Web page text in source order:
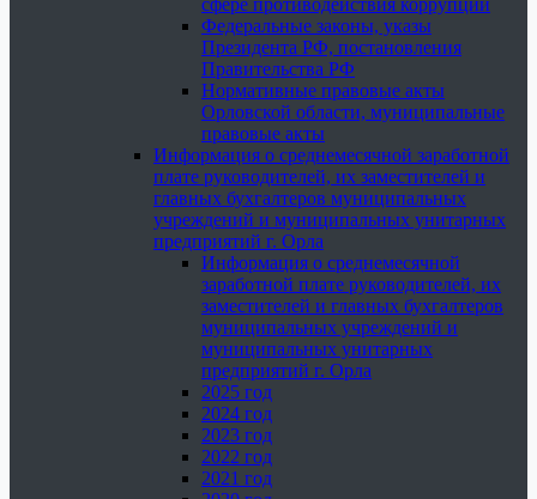
сфере противодействия коррупции
Федеральные законы, указы
Президента РФ, постановления
Правительства РФ
Нормативные правовые акты
Орловской области, муниципальные
правовые акты
Информация о среднемесячной заработной
плате руководителей, их заместителей и
главных бухгалтеров муниципальных
учреждений и муниципальных унитарных
предприятий г. Орла
Информация о среднемесячной
заработной плате руководителей, их
заместителей и главных бухгалтеров
муниципальных учреждений и
муниципальных унитарных
предприятий г. Орла
2025 год
2024 год
2023 год
2022 год
2021 год